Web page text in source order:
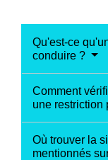
Qu'est-ce
conduire ?
Comment
une restriction
Où trouver la
mentionnés